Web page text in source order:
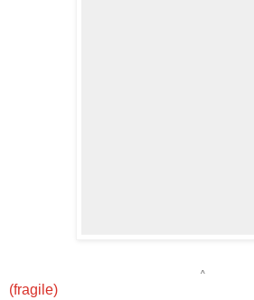
^
(fragile)